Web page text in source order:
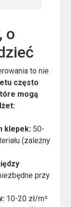
o
to nie
często
mogą
klepek: 50-
(zależny
przy
10-20 zł/m²